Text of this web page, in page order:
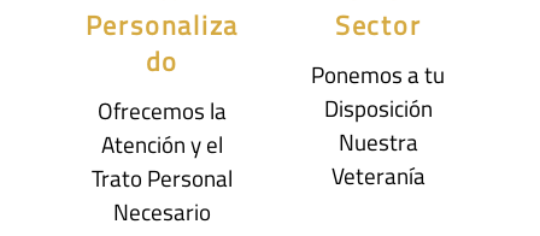
Personaliza
do
Ofrecemos la
Atención y el
Trato Personal
Necesario
Sector
Ponemos a tu
Disposición
Nuestra
Veteranía